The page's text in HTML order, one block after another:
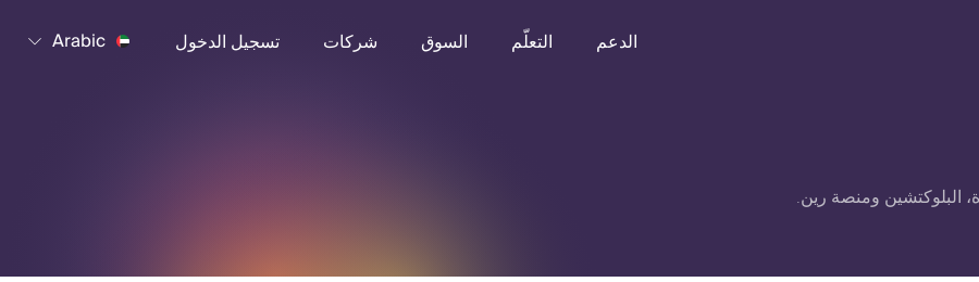
الدعم التعلّم السوق شركات تسجيل الدخول Arabic
البلوكتشين ومنصة رين.